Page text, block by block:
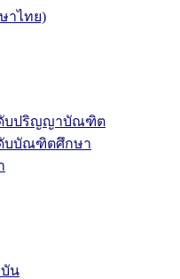
าไทย)
ดับปริญญาบัณฑิต
บบัณฑิตศึกษา
น